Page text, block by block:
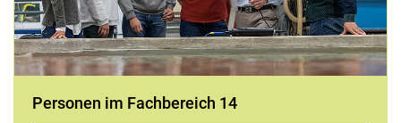
Personen im Fachbereich 14